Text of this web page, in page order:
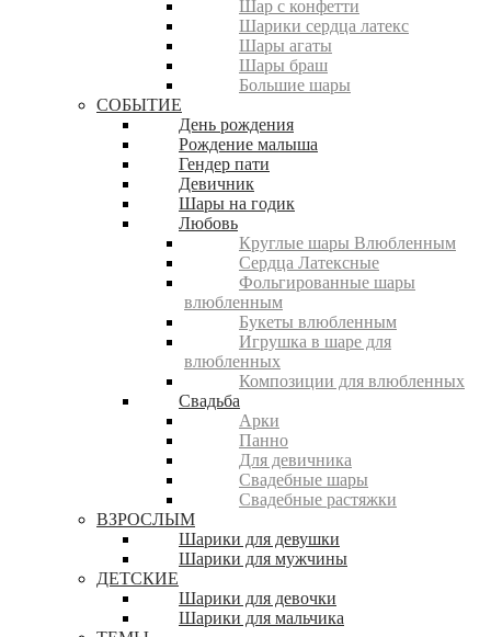
Шар с конфетти
Шарики сердца латекс
Шары агаты
Шары браш
Большие шары
СОБЫТИЕ
День рождения
Рождение малыша
Гендер пати
Девичник
Шары на годик
Любовь
Круглые шары Влюбленным
Сердца Латексные
Фольгированные шары
влюбленным
Букеты влюбленным
Игрушка в шаре для
влюбленных
Композиции для влюбленных
Свадьба
Арки
Панно
Для девичника
Свадебные шары
Свадебные растяжки
ВЗРОСЛЫМ
Шарики для девушки
Шарики для мужчины
ДЕТСКИЕ
Шарики для девочки
Шарики для мальчика